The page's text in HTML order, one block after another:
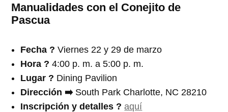
Manualidades con el Conejito de
Pascua
Fecha ?️Viernes 22 y 29 de marzo
Hora ?4:00 p. m. a 5:00 p. m.
Lugar ? Dining Pavilion
Dirección ➡️South Park Charlotte, NC 28210
Inscripción y detalles ? aquí